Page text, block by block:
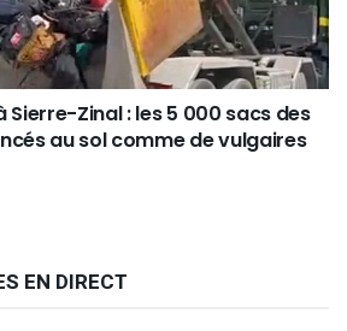
Zinal : les 5 000 sacs des
au sol comme de vulgaires
EN DIRECT